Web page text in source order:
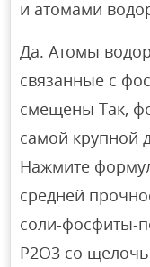
и атомами
Да. Атомы
связанные с
смещены Так,
самой крупной
Нажмите
средней
соли-фосфиты-
Р2О3 со